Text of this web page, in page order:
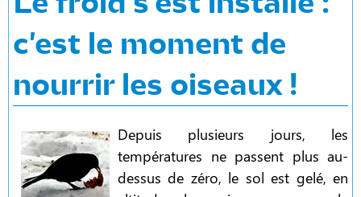
c'est le moment de
nourrir les oiseaux !
Depuis plusieurs jours, les
températures ne passent plus au-
dessus de zéro, le sol est gelé, en